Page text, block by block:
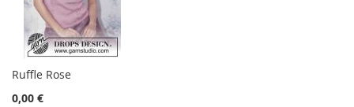
Ruffle Rose
0,00 €